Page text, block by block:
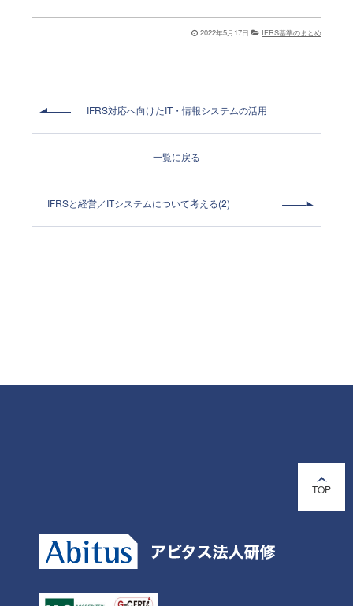
2022年5月17日 IFRS基準のまとめ
IFRS対応へ向けたIT・情報システムの活用
一覧に戻る
IFRSと経営／ITシステムについて考える(2)
TOP